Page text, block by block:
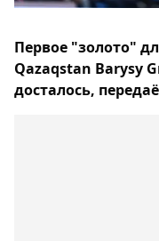
Первое "золото"
Qazaqstan Barysy
досталось,